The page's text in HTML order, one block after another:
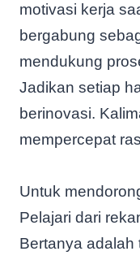
motivasi kerja
bergabung
mendukung
Jadikan setiap
berinovasi.
mempercepat
Untuk
Pelajari dari
Bertanya adalah